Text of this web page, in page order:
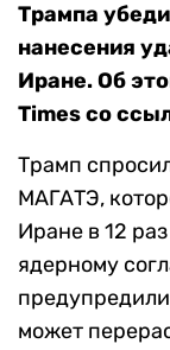
Трампа
нанесения
Иране. Об
Times со
Трамп
МАГАТЭ,
Иране в 12
ядерному
может